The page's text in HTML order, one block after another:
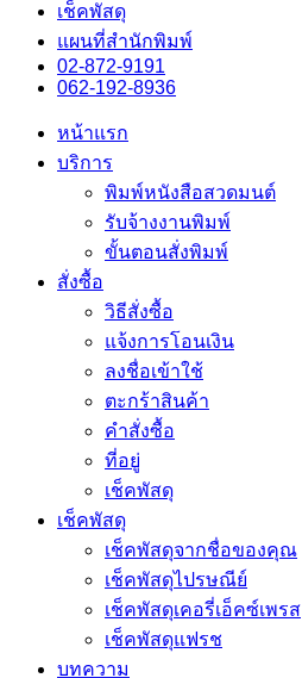
เช็คพัสดุ
แผนที่สำนักพิมพ์
02-872-9191
062-192-8936
หน้าแรก
บริการ
พิมพ์หนังสือสวดมนต์
รับจ้างงานพิมพ์
ขั้นตอนสั่งพิมพ์
สั่งซื้อ
วิธีสั่งซื้อ
แจ้งการโอนเงิน
ลงชื่อเข้าใช้
ตะกร้าสินค้า
คำสั่งซื้อ
ที่อยู่
เช็คพัสดุ
เช็คพัสดุ
เช็คพัสดุจากชื่อของคุณ
เช็คพัสดุไปรษณีย์
เช็คพัสดุเคอรี่เอ็คซ์เพรส
เช็คพัสดุแฟรช
บทความ